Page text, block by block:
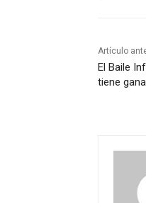
Artículo
El Baile
tiene